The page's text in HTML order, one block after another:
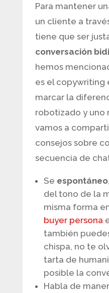
Para mantener
un cliente a
tiene que ser
conversación
hemos
es el copywriting
marcar la
robotizado y uno
vamos a
consejos sobre
secuencia de
Se espontáneo
del tono de la
misma forma
buyer persona
también
chispa, no te
tarta de
posible la
Habla de